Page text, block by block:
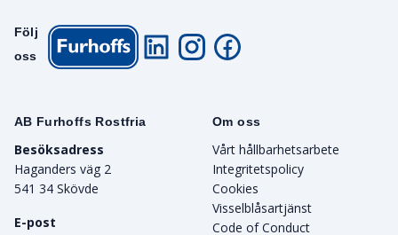
AB Furhoffs Rostfria
Besöksadress
Haganders väg 2
541 34 Skövde
E-post
Om oss
Vårt hållbarhetsarbete
Integritetspolicy
Cookies
Visselblåsartjänst
Code of Conduct
Följ
oss